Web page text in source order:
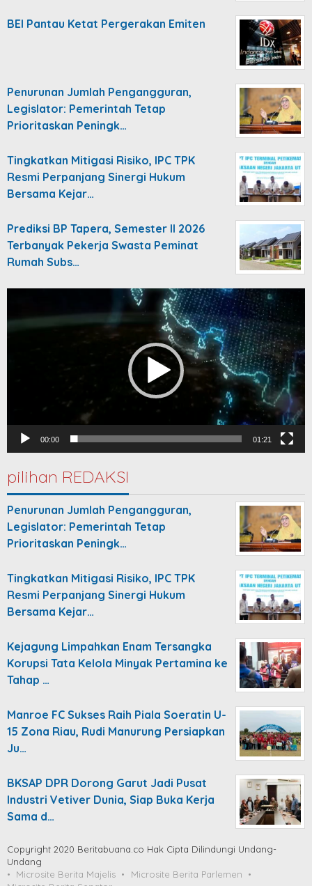
BEI Pantau Ketat Pergerakan Emiten
Penurunan Jumlah Pengangguran,
Legislator: Pemerintah Tetap
Prioritaskan Peningk…
Tingkatkan Mitigasi Risiko, IPC TPK
Resmi Perpanjang Sinergi Hukum
Bersama Kejar…
Prediksi BP Tapera, Semester II 2026
Terbanyak Pekerja Swasta Peminat
Rumah Subs…
00:00 01:21
pilihan REDAKSI
Penurunan Jumlah Pengangguran,
Legislator: Pemerintah Tetap
Prioritaskan Peningk…
Tingkatkan Mitigasi Risiko, IPC TPK
Resmi Perpanjang Sinergi Hukum
Bersama Kejar…
Kejagung Limpahkan Enam Tersangka
Korupsi Tata Kelola Minyak Pertamina ke
Tahap …
Manroe FC Sukses Raih Piala Soeratin U-
15 Zona Riau, Rudi Manurung Persiapkan
Ju…
BKSAP DPR Dorong Garut Jadi Pusat
Industri Vetiver Dunia, Siap Buka Kerja
Sama d…
Copyright 2020 Beritabuana.co Hak Cipta Dilindungi Undang-
Undang
Microsite Berita Majelis
Microsite Berita Parlemen